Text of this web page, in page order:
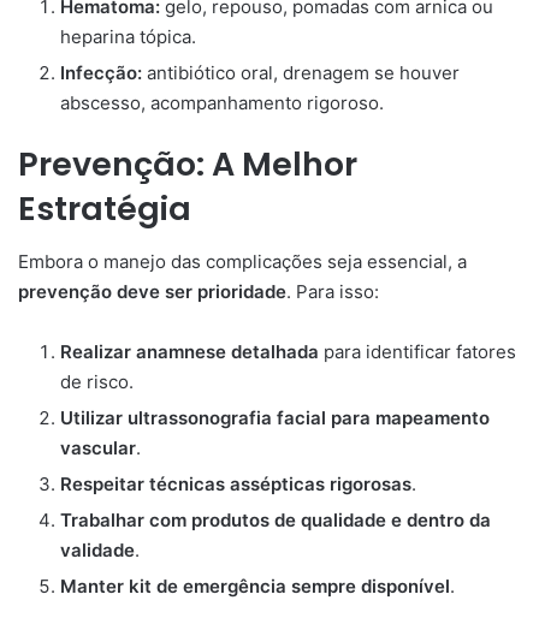
Hematoma: gelo, repouso, pomadas com arnica ou
heparina tópica.
Infecção: antibiótico oral, drenagem se houver
abscesso, acompanhamento rigoroso.
Prevenção: A Melhor
Estratégia
Embora o manejo das complicações seja essencial, a
prevenção deve ser prioridade. Para isso:
Realizar anamnese detalhada para identificar fatores
de risco.
Utilizar ultrassonografia facial para mapeamento
vascular.
Respeitar técnicas assépticas rigorosas.
Trabalhar com produtos de qualidade e dentro da
validade.
Manter kit de emergência sempre disponível.